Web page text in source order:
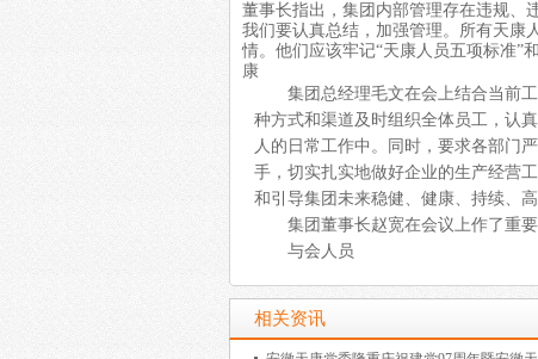
董事长指出，集团内部管理存在违规、
我们要认真总结，加强管理。所有天康
情。他们应该牢记“天康人员五项标准”
康
集团总经理毛文在会上结合当前
种方式和渠道及时组织全体员工，认
人的日常工作中。同时，要求各部门
手，切实扎实地做好企业的生产经营
和引导集团未来稳健、健康、持续、
集团董事长赵宽在会议上作了重
与会人员
相关资讯